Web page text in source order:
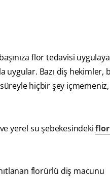
flor tedavisi
uygular. Bazı diş hekimler,
hiçbir şey içmemeniz,
yerel su şebekesindeki
florürlü diş macunu